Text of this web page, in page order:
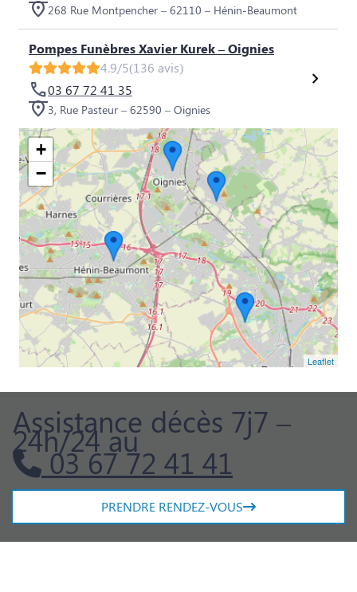
268 Rue Montpencher – 62110 – Hénin-Beaumont
Pompes Funèbres Xavier Kurek – Oignies
4.9/5(136 avis)
03 67 72 41 35
3, Rue Pasteur – 62590 – Oignies
+
−
Leaflet
Assistance décès 7j7 –
24h/24 au
03 67 72 41 41
PRENDRE RENDEZ-VOUS